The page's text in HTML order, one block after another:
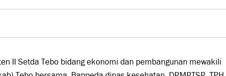
II Setda Tebo bidang ekonomi dan pembangunan mewakili